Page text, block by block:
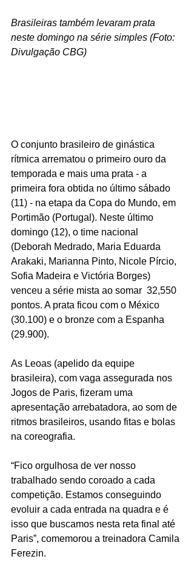
Brasileiras também levaram prata
neste domingo na série simples (Foto:
Divulgação CBG)
O conjunto brasileiro de ginástica
rítmica arrematou o primeiro ouro da
temporada e mais uma prata - a
primeira fora obtida no último sábado
(11) - na etapa da Copa do Mundo, em
Portimão (Portugal). Neste último
domingo (12), o time nacional
(Deborah Medrado, Maria Eduarda
Arakaki, Marianna Pinto, Nicole Pírcio,
Sofia Madeira e Victória Borges)
venceu a série mista ao somar  32,550
pontos. A prata ficou com o México
(30.100) e o bronze com a Espanha
(29.900).
As Leoas (apelido da equipe
brasileira), com vaga assegurada nos
Jogos de Paris, fizeram uma
apresentação arrebatadora, ao som de
ritmos brasileiros, usando fitas e bolas
na coreografia.
“Fico orgulhosa de ver nosso
trabalhado sendo coroado a cada
competição. Estamos conseguindo
evoluir a cada entrada na quadra e é
isso que buscamos nesta reta final até
Paris”, comemorou a treinadora Camila
Ferezin.